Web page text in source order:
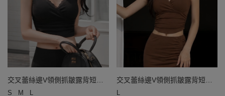
交叉蕾絲邊V領側抓皺露背短版
背心(附胸墊)
S M L
交叉蕾絲邊V領側抓皺露背短版
背心(附胸墊)
L